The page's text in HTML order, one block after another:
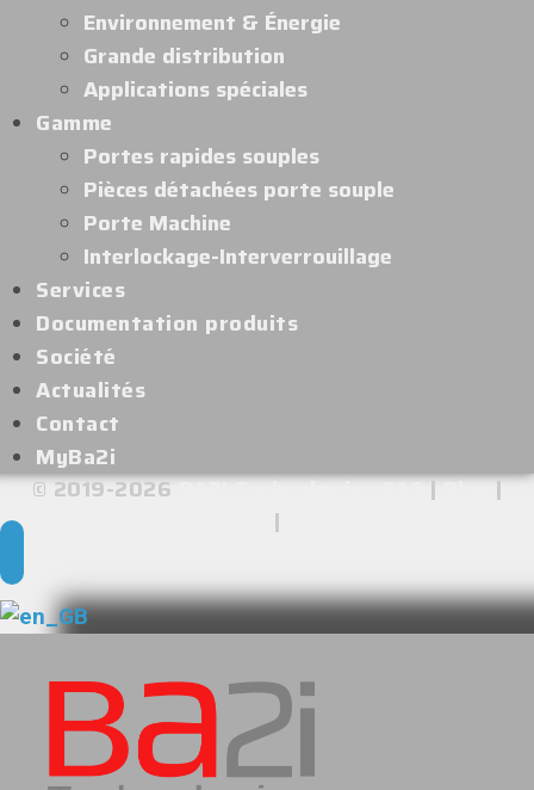
Environnement & Énergie
Grande distribution
Applications spéciales
Gamme
Portes rapides souples
Pièces détachées porte souple
Porte Machine
Interlockage-Interverrouillage
Services
Documentation produits
Société
Actualités
Contact
MyBa2i
© 2019-2026BA2I Technologies SAS|Plan|
|